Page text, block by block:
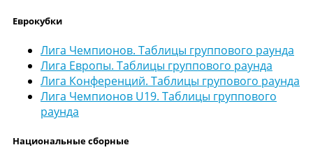
Еврокубки
Лига Чемпионов. Таблицы группового раунда
Лига Европы. Таблицы группового раунда
Лига Конференций. Таблицы групового раунда
Лига Чемпионов U19. Таблицы группового
раунда
Национальные сборные